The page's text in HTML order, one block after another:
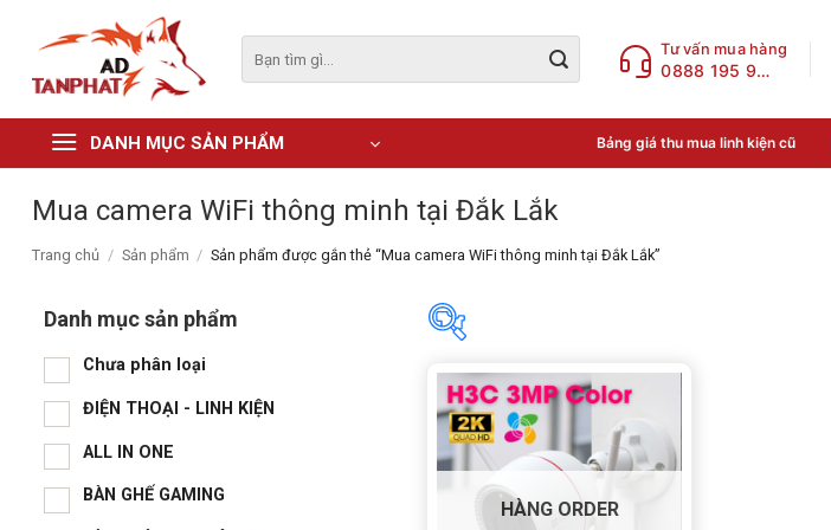
content
kiếm:
Tư vấn mua hàng
0888 195 969
DANH MỤC SẢN PHẨM Bảng giá thu mua linh kiện cũ
Mua camera WiFi thông minh tại Đắk Lắk
Trang chủ / Sản phẩm / Sản phẩm được gắn thẻ “Mua camera WiFi thông minh tại Đắk Lắk”
Danh mục sản phẩm
Chưa phân loại
ĐIỆN THOẠI - LINH KIỆN
ALL IN ONE
BÀN GHẾ GAMING
Danh mục sản phẩm
Chưa phân loại
ĐIỆN THOẠI - LINH KIỆN
HÀNG ORDER